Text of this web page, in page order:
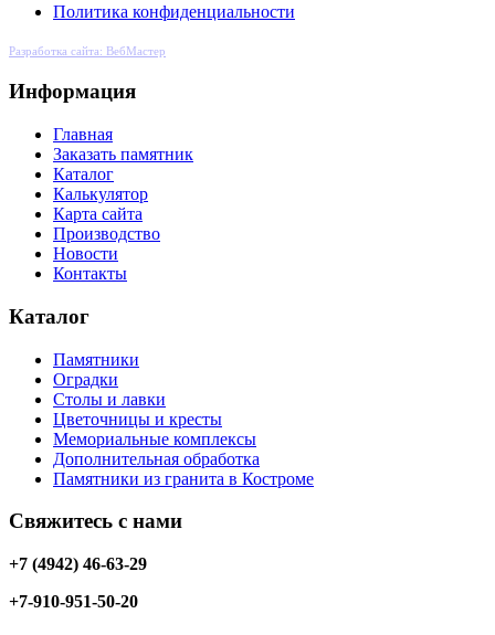
Политика конфиденциальности
Разработка сайта: ВебМастер
Информация
Главная
Заказать памятник
Каталог
Калькулятор
Карта сайта
Производство
Новости
Контакты
Каталог
Памятники
Оградки
Столы и лавки
Цветочницы и кресты
Мемориальные комплексы
Дополнительная обработка
Памятники из гранита в Костроме
Свяжитесь с нами
+7 (4942) 46-63-29
+7-910-951-50-20